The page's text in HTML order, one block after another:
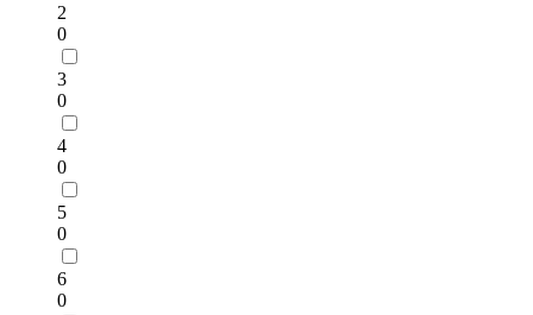
2
0
3
0
4
0
5
0
6
0